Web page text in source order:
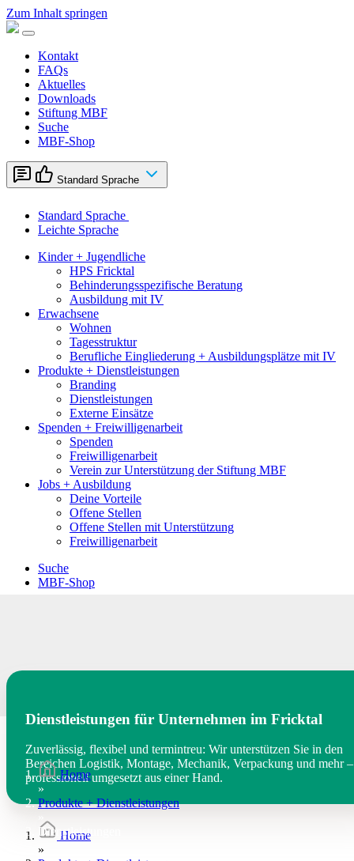
Zum Inhalt springen
Kontakt
FAQs
Aktuelles
Downloads
Stiftung MBF
Suche
MBF-Shop
Standard Sprache
Standard Sprache
Leichte Sprache
Kinder + Jugendliche
HPS Fricktal
Behinderungsspezifische Beratung
Ausbildung mit IV
Erwachsene
Wohnen
Tagesstruktur
Berufliche Eingliederung + Ausbildungsplätze mit IV
Produkte + Dienstleistungen
Branding
Dienstleistungen
Externe Einsätze
Spenden + Freiwilligenarbeit
Spenden
Freiwilligenarbeit
Verein zur Unterstützung der Stiftung MBF
Jobs + Ausbildung
Deine Vorteile
Offene Stellen
Offene Stellen mit Unterstützung
Freiwilligenarbeit
Suche
MBF-Shop
Dienstleistungen für Unternehmen im Fricktal
Zuverlässig, flexibel und termintreu: Wir unterstützen Sie in den
Bereichen Logistik, Montage, Mechanik, Verpackung und mehr –
professionell umgesetzt aus einer Hand.
Home
»
Produkte + Dienstleistungen
Dienstleistungen
Home
»